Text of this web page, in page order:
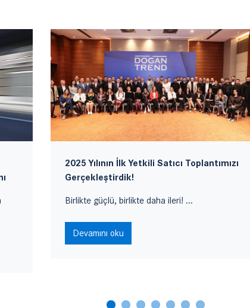
2025 Yılının İlk Yetkili Satıcı Toplantımızı
Gerçekleştirdik!
Birlikte güçlü, birlikte daha ileri! ...
Devamını oku